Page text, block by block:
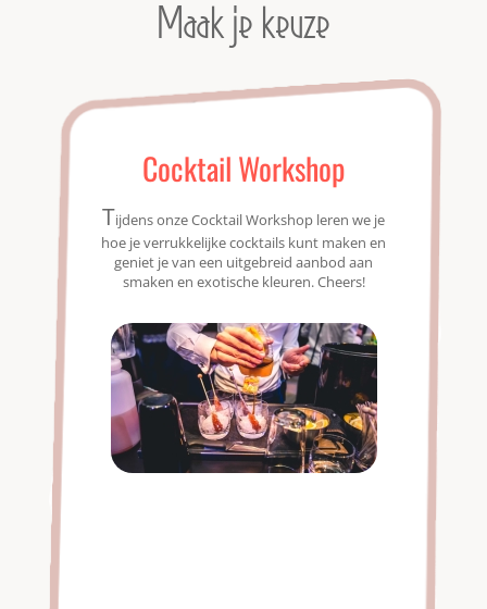
Maak je keuze
Cocktail Workshop
Tijdens onze Cocktail Workshop leren we je
hoe je verrukkelijke cocktails kunt maken en
geniet je van een uitgebreid aanbod aan
smaken en exotische kleuren. Cheers!